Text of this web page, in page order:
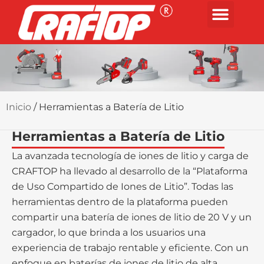
Inicio / Herramientas a Batería de Litio
Herramientas a Batería de Litio
La avanzada tecnología de iones de litio y carga de
CRAFTOP ha llevado al desarrollo de la “Plataforma
de Uso Compartido de Iones de Litio”. Todas las
herramientas dentro de la plataforma pueden
compartir una batería de iones de litio de 20 V y un
cargador, lo que brinda a los usuarios una
experiencia de trabajo rentable y eficiente. Con un